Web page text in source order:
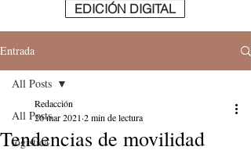
EDICIÓN DIGITAL
Entrada
All Posts
logistica
All Posts
Tendencias de movilidad
Redacción
26 mar 2021 2 min de lectura